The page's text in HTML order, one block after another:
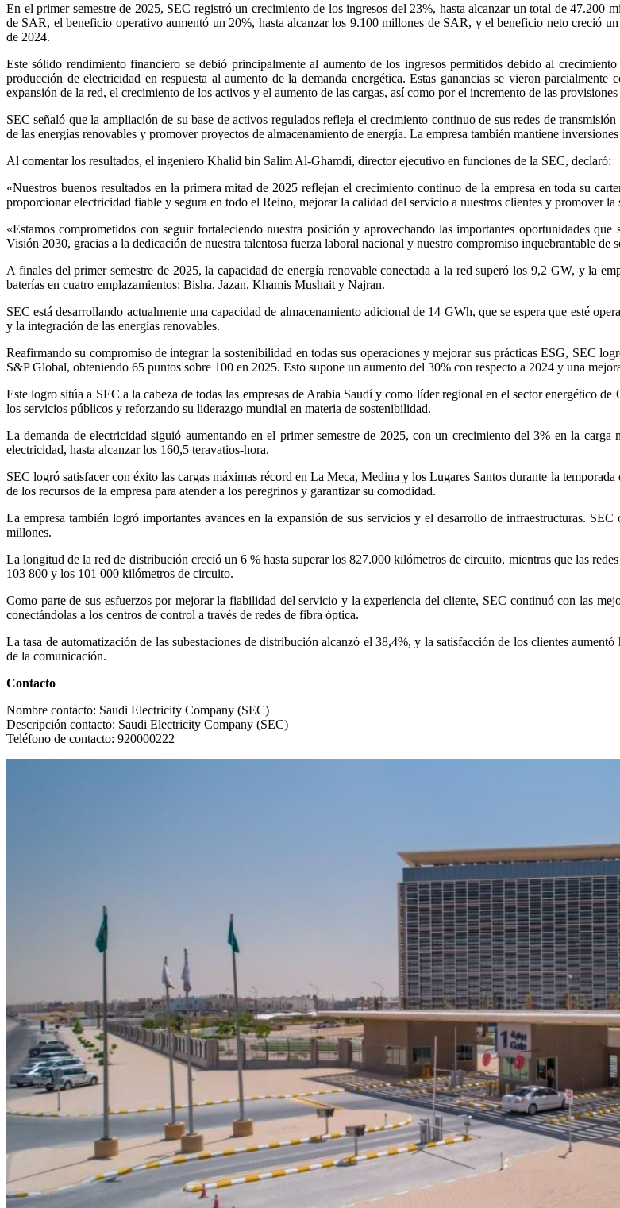
En el primer semestre de 2025, SEC registró un crecimiento de los ingresos del 23%, hasta alcanzar un total de
de SAR, el beneficio operativo aumentó un 20%, hasta alcanzar los 9.100 millones de SAR, y el beneficio neto creció
de 2024.
Este sólido rendimiento financiero se debió principalmente al aumento de los ingresos permitidos debido al
producción de electricidad en respuesta al aumento de la demanda energética. Estas ganancias se vieron
expansión de la red, el crecimiento de los activos y el aumento de las cargas, así como por el incremento de las
SEC señaló que la ampliación de su base de activos regulados refleja el crecimiento continuo de sus redes de
de las energías renovables y promover proyectos de almacenamiento de energía. La empresa también mantiene
Al comentar los resultados, el ingeniero Khalid bin Salim Al-Ghamdi, director ejecutivo en funciones de la SEC, declaró:
«Nuestros buenos resultados en la primera mitad de 2025 reflejan el crecimiento continuo de la empresa en toda su
proporcionar electricidad fiable y segura en todo el Reino, mejorar la calidad del servicio a nuestros clientes y promover
«Estamos comprometidos con seguir fortaleciendo nuestra posición y aprovechando las importantes oportunidades
Visión 2030, gracias a la dedicación de nuestra talentosa fuerza laboral nacional y nuestro compromiso inquebrantable de
A finales del primer semestre de 2025, la capacidad de energía renovable conectada a la red superó los 9,2 GW, y la
baterías en cuatro emplazamientos: Bisha, Jazan, Khamis Mushait y Najran.
SEC está desarrollando actualmente una capacidad de almacenamiento adicional de 14 GWh, que se espera que esté
y la integración de las energías renovables.
Reafirmando su compromiso de integrar la sostenibilidad en todas sus operaciones y mejorar sus prácticas ESG, SEC
S&P Global, obteniendo 65 puntos sobre 100 en 2025. Esto supone un aumento del 30% con respecto a 2024 y una
Este logro sitúa a SEC a la cabeza de todas las empresas de Arabia Saudí y como líder regional en el sector energético
los servicios públicos y reforzando su liderazgo mundial en materia de sostenibilidad.
La demanda de electricidad siguió aumentando en el primer semestre de 2025, con un crecimiento del 3% en la
electricidad, hasta alcanzar los 160,5 teravatios-hora.
SEC logró satisfacer con éxito las cargas máximas récord en La Meca, Medina y los Lugares Santos durante la
de los recursos de la empresa para atender a los peregrinos y garantizar su comodidad.
La empresa también logró importantes avances en la expansión de sus servicios y el desarrollo de infraestructuras.
millones.
La longitud de la red de distribución creció un 6 % hasta superar los 827.000 kilómetros de circuito, mientras que las
103 800 y los 101 000 kilómetros de circuito.
Como parte de sus esfuerzos por mejorar la fiabilidad del servicio y la experiencia del cliente, SEC continuó con las
conectándolas a los centros de control a través de redes de fibra óptica.
La tasa de automatización de las subestaciones de distribución alcanzó el 38,4%, y la satisfacción de los clientes
de la comunicación.
Contacto
Nombre contacto: Saudi Electricity Company (SEC)
Descripción contacto: Saudi Electricity Company (SEC)
Teléfono de contacto: 920000222